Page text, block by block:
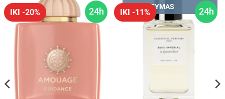
24h
IKI -20% 24h
IKI -11%
PRISTATYMAS